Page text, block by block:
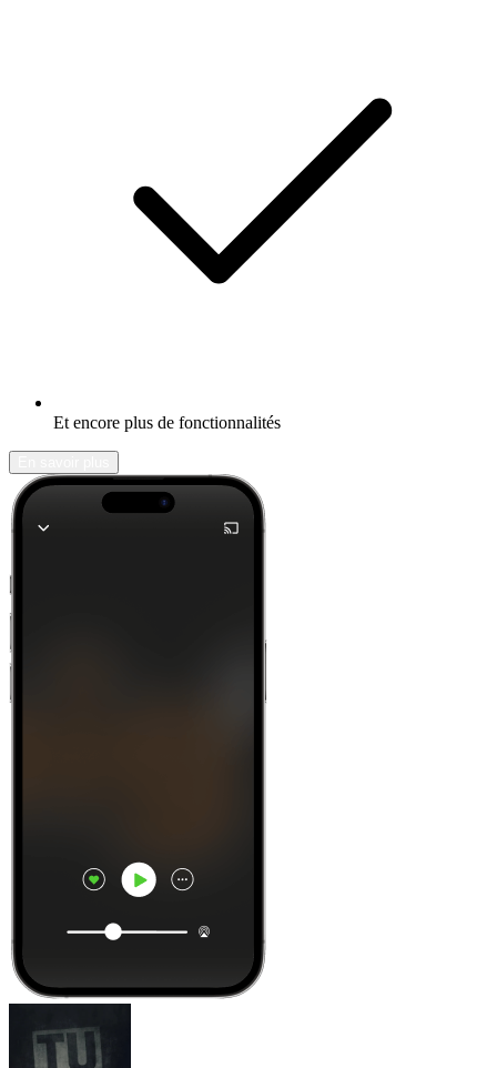
Et encore plus de fonctionnalités